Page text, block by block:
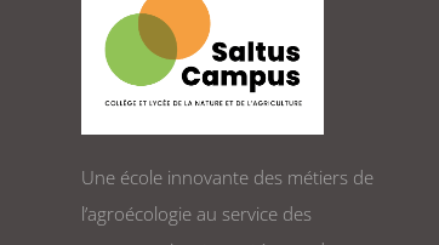
Une école innovante des métiers de
l’agroécologie au service des